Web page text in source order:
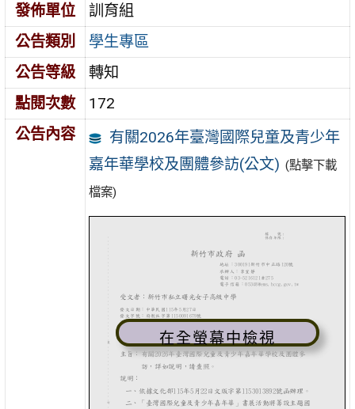
發佈單位
訓育組
公告類別
學生專區
公告等級
轉知
點閱次數
172
公告內容
有關2026年臺灣國際兒童及青少年
嘉年華學校及團體參訪(公文) (點擊下載
檔案)
在全螢幕中檢視